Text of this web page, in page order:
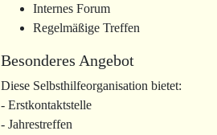
Internes Forum
Regelmäßige Treffen
Besonderes Angebot
Diese Selbsthilfeorganisation bietet:
- Erstkontaktstelle
- Jahrestreffen